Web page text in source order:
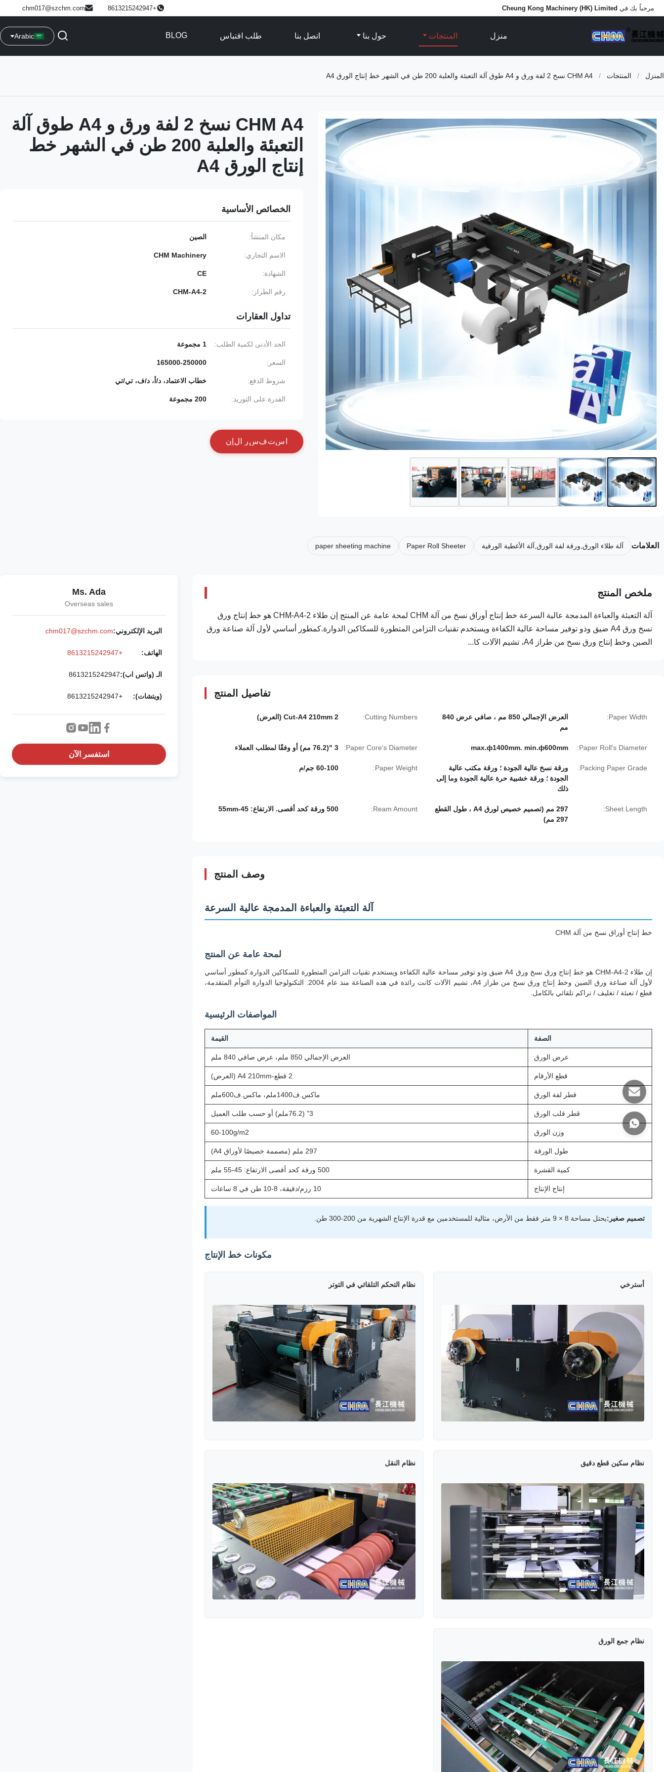
مرحباً بك في Cheung Kong Machinery (HK) Limited
+8613215242947
chm017@szchm.com
منزل المنتجات حول بنا اتصل بنا طلب اقتباس BLOG
Arabic
المنزل / المنتجات / CHM A4 نسخ 2 لفة ورق و A4 طوق آلة التعبئة والعلبة 200 طن في الشهر خط إنتاج الورق A4
CHM A4 نسخ 2 لفة ورق و A4 طوق آلة
التعبئة والعلبة 200 طن في الشهر خط
إنتاج الورق A4
الخصائص الأساسية
مكان المنشأ: الصين
الاسم التجاري: CHM Machinery
الشهادة: CE
رقم الطراز: CHM-A4-2
تداول العقارات
الحد الأدنى لكمية الطلب: 1 مجموعة
السعر: 165000-250000
شروط الدفع: خطاب الاعتماد، د/أ، د/ف، تي/تي
القدرة على التوريد: 200 مجموعة
ستفسر ل ن
العلامات آلة طلاء الورق,ورقة لفة الورق,آلة الأغطية الورقية Paper Roll Sheeter
paper sheeting machine
ملخص المنتج
آلة التعبئة والعباءة المدمجة عالية السرعة خط إنتاج أوراق نسخ من آلة CHM لمحة عامة عن المنتج إن طلاء CHM-A4-2 هو خط إنتاج ورق
نسخ ورق A4 ضيق وذو توفير مساحة عالية الكفاءة ويستخدم تقنيات التزامن المتطورة للسكاكين الدوارة.كمطور أساسي لأول آلة صناعة ورق
الصين وخط إنتاج ورق نسخ من طراز A4، تشيم الآلات كا...
تفاصيل المنتج
Paper Width:
العرض الإجمالي 850 مم ، صافي عرض 840
مم
Cutting Numbers: 2 Cut-A4 210mm (العرض)
Paper Roll's Diameter:
max.ф1400mm. min.ф600mm
Paper Core's Diameter: 3 "(76.2 مم) أو وفقًا لمطلب العملاء
Packing Paper Grade:
ورقة نسخ عالية الجودة ؛ ورقة مكتب عالية
الجودة ؛ ورقة خشبية حرة عالية الجودة وما إلى
ذلك
Paper Weight: 60-100 جم/م
Sheet Length:
297 مم (تصميم خصيص لورق A4 ، طول القطع
297 مم)
Ream Amount: 500 ورقة كحد أقصى. الارتفاع: 45-55mm
وصف المنتج
آلة التعبئة والعباءة المدمجة عالية السرعة
خط إنتاج أوراق نسخ من آلة CHM
لمحة عامة عن المنتج
إن طلاء CHM-A4-2 هو خط إنتاج ورق نسخ ورق A4 ضيق وذو توفير مساحة عالية الكفاءة ويستخدم تقنيات التزامن المتطورة للسكاكين الدوارة.كمطور أساسي
لأول آلة صناعة ورق الصين وخط إنتاج ورق نسخ من طراز A4، تشيم الآلات كانت رائدة في هذه الصناعة منذ عام 2004. التكنولوجيا الدوارة التوأم المتقدمة،
قطع / تعبئة / تغليف / تراكم تلقائي بالكامل.
المواصفات الرئيسية
الصفة القيمة
عرض الورق العرض الإجمالي 850 ملم، عرض صافي 840 ملم
قطع الأرقام 2 قطع-A4 210mm (العرض)
قطر لفة الورق ماكس.ف1400ملم، ماكس.ف600ملم
قطر قلب الورق 3" (76.2ملم) أو حسب طلب العميل
وزن الورق 60-100g/m2
طول الورقة 297 ملم (مصممة خصيصًا لأوراق A4)
كمية القشرة 500 ورقة كحد أقصى الارتفاع: 45-55 ملم
إنتاج الإنتاج 10 رزم/دقيقة، 8-10 طن في 8 ساعات
تصميم صغير:يحتل مساحة 8 × 9 متر فقط من الأرض، مثالية للمستخدمين مع قدرة الإنتاج الشهرية من 200-300 طن.
مكونات خط الإنتاج
أسترخي نظام التحكم التلقائي في التوتر
نظام سكين قطع دقيق نظام النقل
نظام جمع الورق
Ms. Ada
Overseas sales
البريد الإلكتروني:chm017@szchm.com
الهاتف: +8613215242947
الـ (واتس اب):8613215242947
(ويتشات): +8613215242947
استفسر الآن